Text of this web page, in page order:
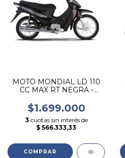
MOTO MONDIAL LD 110
CC MAX RT NEGRA -
$1.699.000
3 cuotas sin interés de
$ 566.333,33